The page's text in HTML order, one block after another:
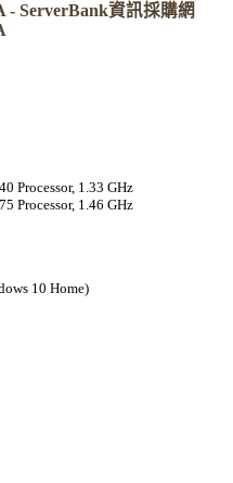
- ServerBank資訊採購網
Processor, 1.33 GHz
Processor, 1.46 GHz
10 Home)